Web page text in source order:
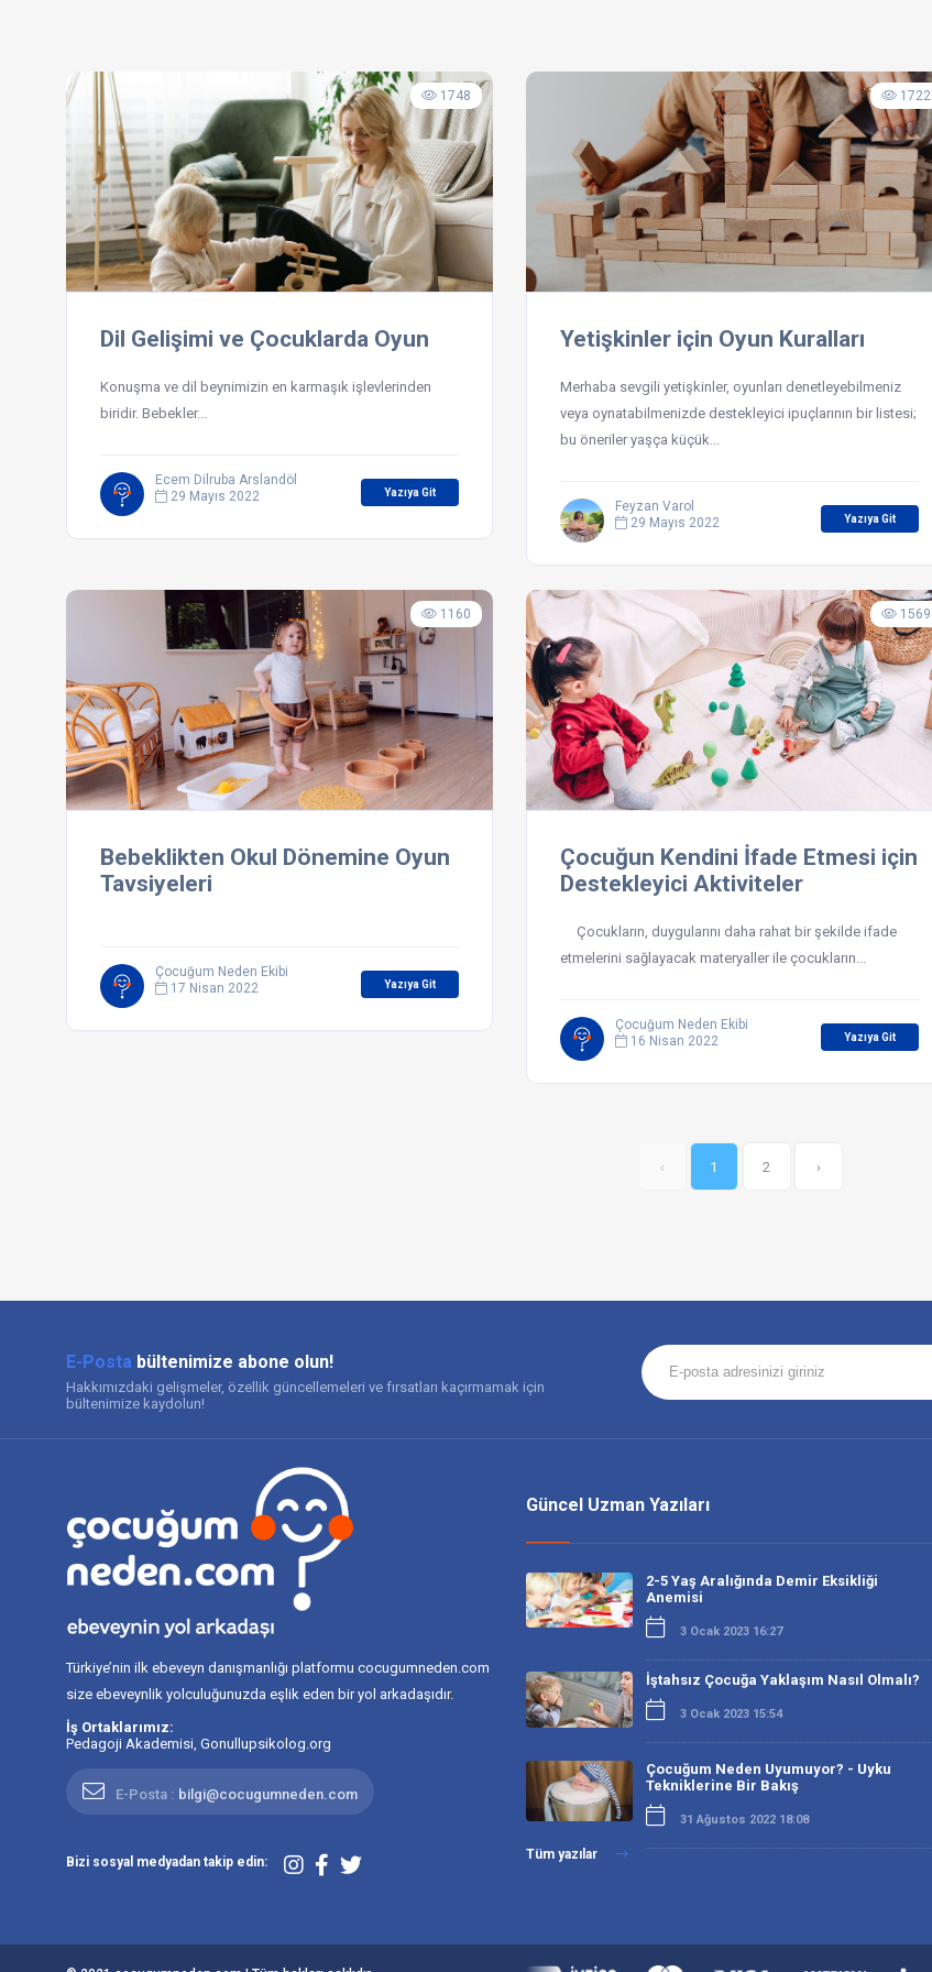
1748
Dil Gelişimi ve Çocuklarda Oyun
Konuşma ve dil beynimizin en karmaşık işlevlerinden
biridir. Bebekler...
Ecem Dilruba Arslandöl
29 Mayıs 2022
Yazıya Git
1722
Yetişkinler için Oyun Kuralları
Merhaba sevgili yetişkinler, oyunları denetleyebilmeniz
veya oynatabilmenizde destekleyici ipuçlarının bir listesi;
bu öneriler yaşça küçük...
Feyzan Varol
29 Mayıs 2022
Yazıya Git
1160
Bebeklikten Okul Dönemine Oyun
Tavsiyeleri
Çocuğum Neden Ekibi
17 Nisan 2022
Yazıya Git
1569
Çocuğun Kendini İfade Etmesi için
Destekleyici Aktiviteler
Çocukların, duygularını daha rahat bir şekilde ifade
etmelerini sağlayacak materyaller ile çocukların...
Çocuğum Neden Ekibi
16 Nisan 2022
Yazıya Git
‹ 1 2 ›
E-Posta bültenimize abone olun!
Hakkımızdaki gelişmeler, özellik güncellemeleri ve fırsatları kaçırmamak için
bültenimize kaydolun!
Türkiye’nin ilk ebeveyn danışmanlığı platformu cocugumneden.com
size ebeveynlik yolculuğunuzda eşlik eden bir yol arkadaşıdır.
İş Ortaklarımız:
Pedagoji Akademisi Gonullupsikolog.org
E-Posta : bilgi@cocugumneden.com
Bizi sosyal medyadan takip edin:
Güncel Uzman Yazıları
2-5 Yaş Aralığında Demir Eksikliği
Anemisi
3 Ocak 2023 16:27
İştahsız Çocuğa Yaklaşım Nasıl Olmalı?
3 Ocak 2023 15:54
Çocuğum Neden Uyumuyor? - Uyku
Tekniklerine Bir Bakış
31 Ağustos 2022 18:08
Tüm yazılar